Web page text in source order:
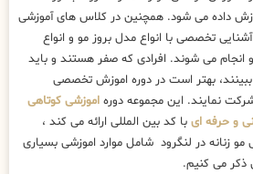
داده می شود. همچنین در کلاس های آموزشی
آشنایی تخصصی با انواع مدل بروز مو و انواع
می شوند. افرادی که صفر هستند و باید
ببینند، بهتر است در دوره اموزش تخصصی
نمایند. این مجموعه دوره اموزشی کوتاهی
و حرفه ای با کد بین المللی ارائه می کند ،
زنانه در لنگرود شامل موارد اموزشی بسیاری
ذکر می کنیم.